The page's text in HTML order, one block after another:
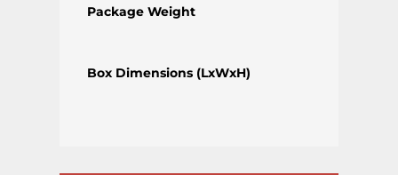
Package Weight
Box Dimensions (LxWxH)